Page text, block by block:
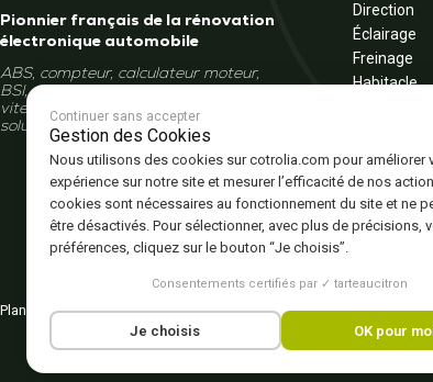
Pionnier français de la rénovation
électronique automobile
ABS, compteur, calculateur moteur,
BSI, autoradio, écran, boîte de
vitesses... Et si la réparation était la
solution ?
Direction
Éclairage
Freinage
Habitacle
Tableau de
Véhicule
Plan du sitePolitique de confidentialitéCGV – CGUMentions légales
Continuer sans accepter
Gestion des Cookies
Nous utilisons des cookies sur cotrolia.com pour améliorer
expérience sur notre site et mesurer l’efficacité de nos
cookies sont nécessaires au fonctionnement du site et ne
être désactivés. Pour sélectionner, avec plus de précisions,
préférences, cliquez sur le bouton “Je choisis”.
Consentements certifiés par ✓ tarteaucitron
Je choisis OK pour